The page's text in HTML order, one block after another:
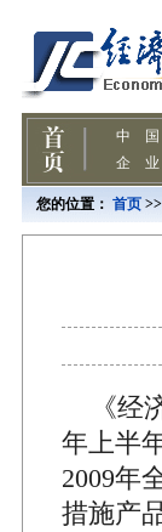
您的位置： 首页 >>
《经
年上半
2009年
措施产